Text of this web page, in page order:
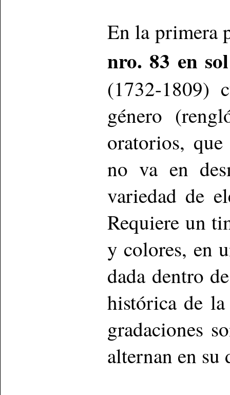
En la primera
nro. 83 en
(1732-1809)
género
oratorios,
no va en
variedad de
Requiere un
y colores, en
dada dentro
histórica de
gradaciones
alternan en su